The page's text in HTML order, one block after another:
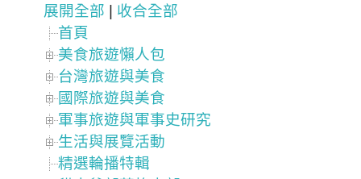
展開全部
收合全部
首頁
美食旅遊懶人包
台灣旅遊與美食
國際旅遊與美食
軍事旅遊與軍事史研究
生活與展覽活動
精選輪播特輯